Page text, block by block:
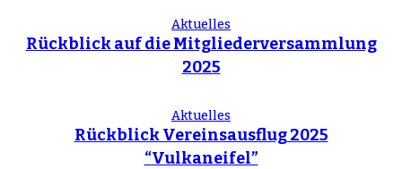
Aktuelles
Rückblick auf die Mitgliederversammlung
2025
Aktuelles
Rückblick Vereinsausflug 2025
“Vulkaneifel”